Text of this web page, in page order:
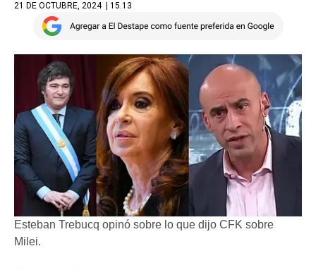
21 DE OCTUBRE, 2024 | 15.13
Esteban Trebucq opinó sobre lo que dijo CFK sobre
Milei.